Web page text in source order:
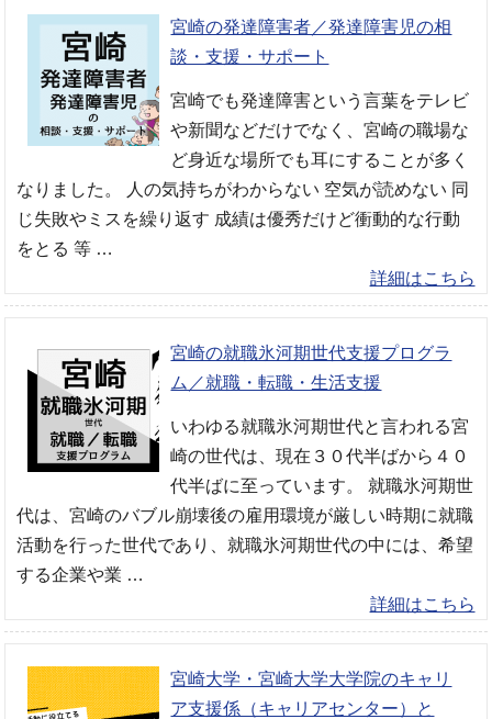
宮崎の発達障害者／発達障害児の相
談・支援・サポート
宮崎でも発達障害という言葉をテレビ
や新聞などだけでなく、宮崎の職場な
ど身近な場所でも耳にすることが多く
なりました。 人の気持ちがわからない 空気が読めない 同
じ失敗やミスを繰り返す 成績は優秀だけど衝動的な行動
をとる 等 …
詳細はこちら
宮崎の就職氷河期世代支援プログラ
ム／就職・転職・生活支援
いわゆる就職氷河期世代と言われる宮
崎の世代は、現在３０代半ばから４０
代半ばに至っています。 就職氷河期世
代は、宮崎のバブル崩壊後の雇用環境が厳しい時期に就職
活動を行った世代であり、就職氷河期世代の中には、希望
する企業や業 …
詳細はこちら
宮崎大学・宮崎大学大学院のキャリ
ア支援係（キャリアセンター）と